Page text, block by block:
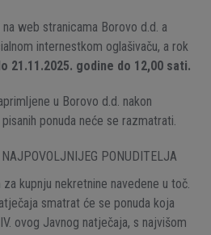
web stranicama Borovo d.d. a
internestkom oglašivaču, a rok
21.11.2025. godine do 12,00 sati.
u Borovo d.d. nakon
ponuda neće se razmatrati.
PONUDITELJA
kupnju nekretnine navedene u toč.
smatrat će se ponuda koja
ovog Javnog natječaja, s najvišom